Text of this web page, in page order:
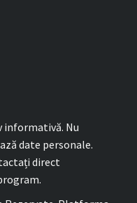
informativă. Nu
date personale.
direct